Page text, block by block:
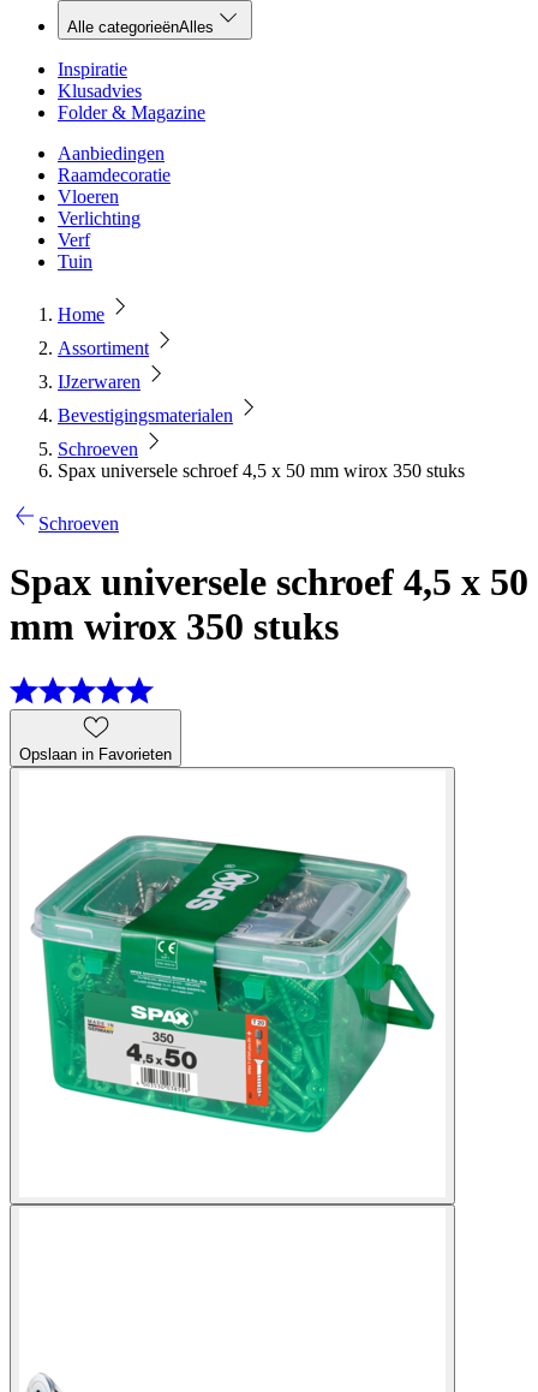
Alle categorieënAlles
Inspiratie
Klusadvies
Folder & Magazine
Aanbiedingen
Raamdecoratie
Vloeren
Verlichting
Verf
Tuin
Home
Assortiment
IJzerwaren
Bevestigingsmaterialen
Schroeven
Spax universele schroef 4,5 x 50 mm wirox 350 stuks
Schroeven
Spax universele schroef 4,5 x 50
mm wirox 350 stuks
Opslaan in Favorieten